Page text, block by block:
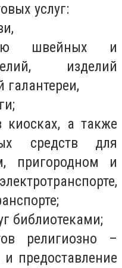
услуг:
швейных и
изделий
а также
средств для
пригородном и
библиотеками;
религиозно –
предоставление